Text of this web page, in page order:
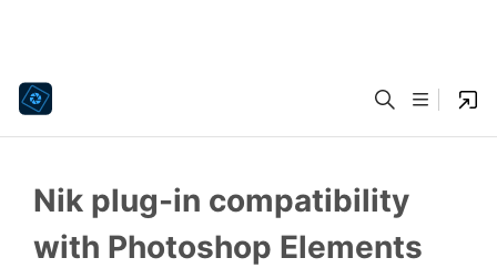
Nik plug-in compatibility
with Photoshop Elements